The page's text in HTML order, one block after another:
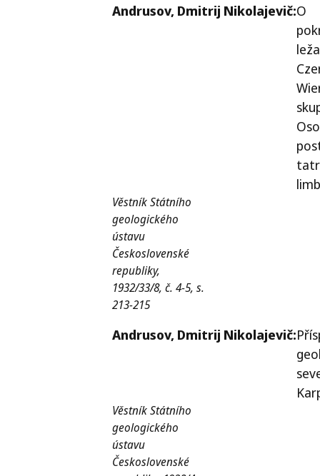
Andrusov, Dmitrij Nikolajevič:O
Věstník Státního
geologického
ústavu
Československé
republiky,
1932/33/8, č. 4-5, s.
213-215
Andrusov, Dmitrij Nikolajevič:
Věstník Státního
geologického
ústavu
Československé